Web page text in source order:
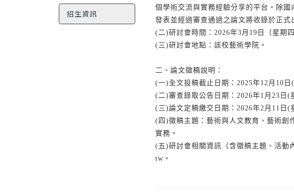
招生資訊
個學術交流與實務經驗分享的平台。除
發表並經過審查通過之論文將收錄於正式
(二)研討會時間：2026年3月19日（星期
(三)研討會地點：該校藝術學院。
二、論文徵稿說明：
(一)全文投稿截止日期：2025年12月10日
(二)審查錄取公告日期：2026年1月23日(
(三)論文定稿繳交日期：2026年2月11日(
(四)徵稿主題：藝術與人文教育、藝術創
實務。
(五)研討會相關資訊（含徵稿主題、活動
tw。